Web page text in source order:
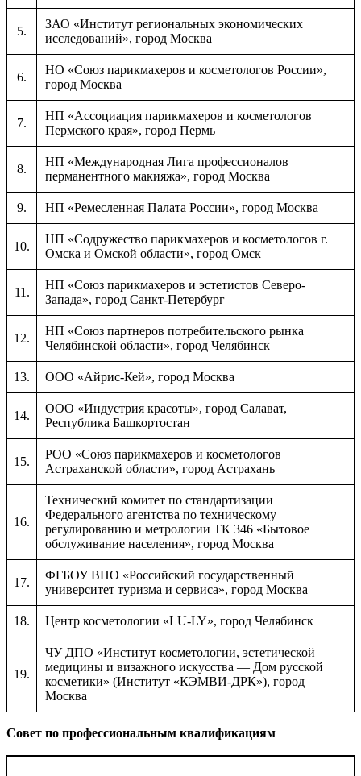
5.
ЗАО «Институт региональных экономических
исследований», город Москва
6.
НО «Союз парикмахеров и косметологов России»,
город Москва
7.
НП «Ассоциация парикмахеров и косметологов
Пермского края», город Пермь
8.
НП «Международная Лига профессионалов
перманентного макияжа», город Москва
9. НП «Ремесленная Палата России», город Москва
10.
НП «Содружество парикмахеров и косметологов г.
Омска и Омской области», город Омск
11.
НП «Союз парикмахеров и эстетистов Северо-
Запада», город Санкт-Петербург
12.
НП «Союз партнеров потребительского рынка
Челябинской области», город Челябинск
13. ООО «Айрис-Кей», город Москва
14.
ООО «Индустрия красоты», город Салават,
Республика Башкортостан
15.
РОО «Союз парикмахеров и косметологов
Астраханской области», город Астрахань
16.
Технический комитет по стандартизации
Федерального агентства по техническому
регулированию и метрологии ТК 346 «Бытовое
обслуживание населения», город Москва
17.
ФГБОУ ВПО «Российский государственный
университет туризма и сервиса», город Москва
18. Центр косметологии «LU-LY», город Челябинск
19.
ЧУ ДПО «Институт косметологии, эстетической
медицины и визажного искусства — Дом русской
косметики» (Институт «КЭМВИ-ДРК»), город
Москва
Совет по профессиональным квалификациям